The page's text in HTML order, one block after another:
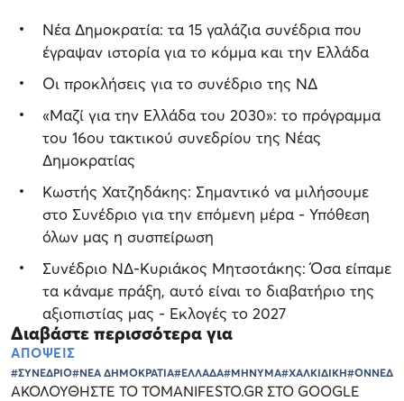
Νέα Δημοκρατία: τα 15 γαλάζια συνέδρια που
έγραψαν ιστορία για το κόμμα και την Ελλάδα
Οι προκλήσεις για το συνέδριο της ΝΔ
«Μαζί για την Ελλάδα του 2030»: το πρόγραμμα
του 16ου τακτικού συνεδρίου της Νέας
Δημοκρατίας
Κωστής Χατζηδάκης: Σημαντικό να μιλήσουμε
στο Συνέδριο για την επόμενη μέρα - Υπόθεση
όλων μας η συσπείρωση
Συνέδριο ΝΔ-Κυριάκος Μητσοτάκης: Όσα είπαμε
τα κάναμε πράξη, αυτό είναι το διαβατήριο της
αξιοπιστίας μας - Εκλογές το 2027
Διαβάστε περισσότερα για
ΑΠΟΨΕΙΣ
#ΣΥΝΕΔΡΙΟ#ΝΕΑ ΔΗΜΟΚΡΑΤΙΑ#ΕΛΛΑΔΑ#ΜΗΝΥΜΑ#ΧΑΛΚΙΔΙΚΗ#ΟΝΝΕΔ
ΑΚΟΛΟΥΘΗΣΤΕ ΤΟ TOMANIFESTO.GR ΣΤΟ GOOGLE